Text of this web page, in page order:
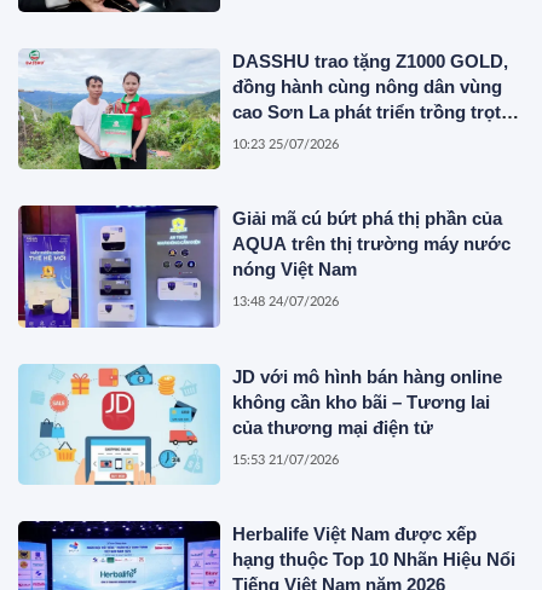
DASSHU trao tặng Z1000 GOLD,
đồng hành cùng nông dân vùng
cao Sơn La phát triển trồng trọt
bền vững
10:23 25/07/2026
Giải mã cú bứt phá thị phần của
AQUA trên thị trường máy nước
nóng Việt Nam
13:48 24/07/2026
JD với mô hình bán hàng online
không cần kho bãi – Tương lai
của thương mại điện tử
15:53 21/07/2026
Herbalife Việt Nam được xếp
hạng thuộc Top 10 Nhãn Hiệu Nổi
Tiếng Việt Nam năm 2026